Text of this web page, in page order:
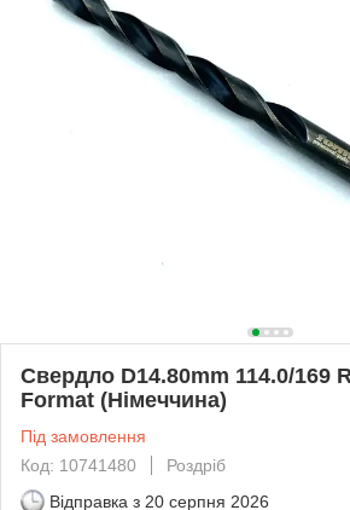
Свердло D14.80mm 114.0/169
Format (Німеччина)
Під замовлення
Код: 10741480
Роздріб
Відправка з 20 серпня 2026